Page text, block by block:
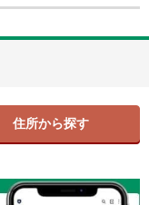
住所から探す